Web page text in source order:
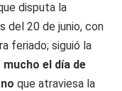
disputa la
del 20 de junio, con
feriado; siguió la
mucho el día de
que atraviesa la